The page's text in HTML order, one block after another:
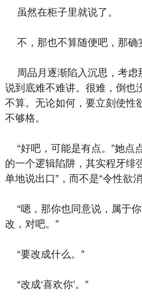
虽然在柜子里就说了。
不，那也不算随便吧，那确
周品月逐渐陷入沉思，考虑
说到底难不难讲。很难，倒也
不算。无论如何，要立刻使性
不够格。
“好吧，可能是有点。”她点
的一个逻辑陷阱，其实程牙绯
单地说出口”，而不是“令性欲消
“嗯，那你也同意说，属于
改，对吧。”
“要改成什么。”
“改成‘喜欢你’。”